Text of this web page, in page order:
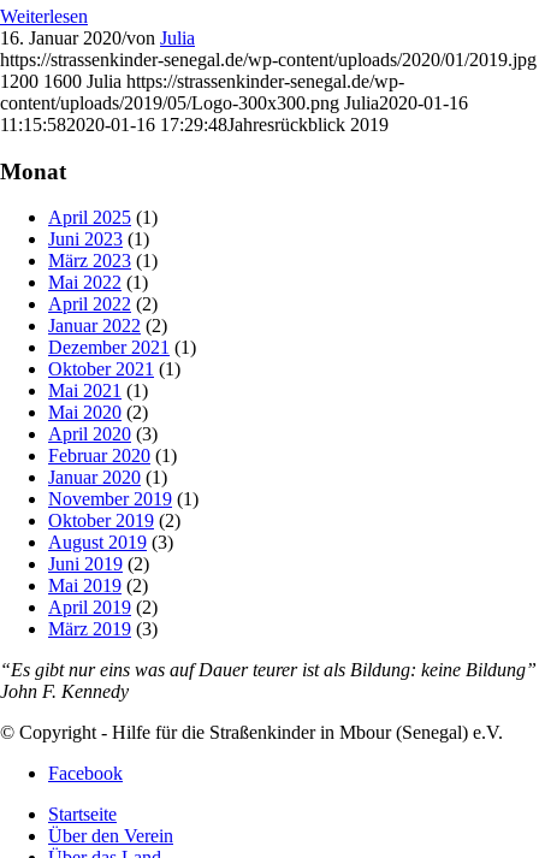
Weiterlesen
16. Januar 2020/von Julia
https://strassenkinder-senegal.de/wp-content/uploads/2020/01/2019.jpg
1200 1600 Julia https://strassenkinder-senegal.de/wp-
content/uploads/2019/05/Logo-300x300.png Julia2020-01-16
11:15:582020-01-16 17:29:48Jahresrückblick 2019
Monat
April 2025 (1)
Juni 2023 (1)
März 2023 (1)
Mai 2022 (1)
April 2022 (2)
Januar 2022 (2)
Dezember 2021 (1)
Oktober 2021 (1)
Mai 2021 (1)
Mai 2020 (2)
April 2020 (3)
Februar 2020 (1)
Januar 2020 (1)
November 2019 (1)
Oktober 2019 (2)
August 2019 (3)
Juni 2019 (2)
Mai 2019 (2)
April 2019 (2)
März 2019 (3)
“Es gibt nur eins was auf Dauer teurer ist als Bildung: keine Bildung”
John F. Kennedy
© Copyright - Hilfe für die Straßenkinder in Mbour (Senegal) e.V.
Facebook
Startseite
Über den Verein